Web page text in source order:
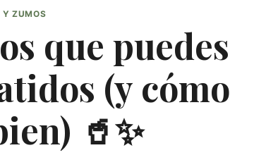
Y ZUMOS
que puedes
(y cómo
🥤✨